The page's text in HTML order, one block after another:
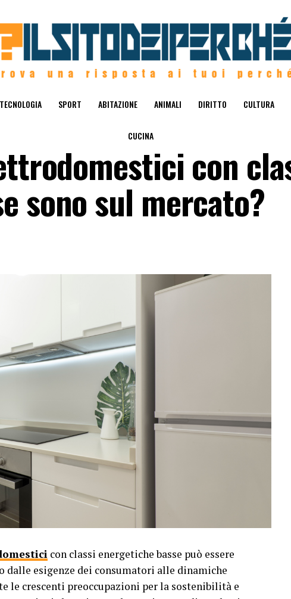
TECNOLOGIA SPORT ABITAZIONE ANIMALI DIRITTO CULTURA
CUCINA
con
sono sul mercato?
con classi energetiche basse può essere
esigenze dei consumatori alle dinamiche
le crescenti preoccupazioni per la sostenibilità e